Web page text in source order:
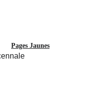
Pages Jaunes